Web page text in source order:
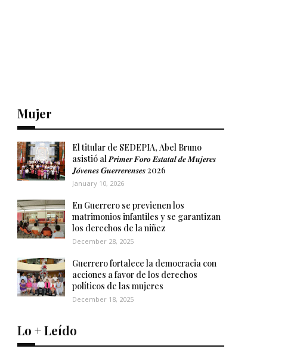
Mujer
El titular de SEDEPIA, Abel Bruno
asistió al 𝑷𝒓𝒊𝒎𝒆𝒓 𝑭𝒐𝒓𝒐 𝑬𝒔𝒕𝒂𝒕𝒂𝒍 𝒅𝒆 𝑴𝒖𝒋𝒆𝒓𝒆𝒔
𝑱𝒐́𝒗𝒆𝒏𝒆𝒔 𝑮𝒖𝒆𝒓𝒓𝒆𝒓𝒆𝒏𝒔𝒆𝒔 2026
January 10, 2026
En Guerrero se previenen los
matrimonios infantiles y se garantizan
los derechos de la niñez
December 28, 2025
Guerrero fortalece la democracia con
acciones a favor de los derechos
políticos de las mujeres
December 18, 2025
Lo + Leído